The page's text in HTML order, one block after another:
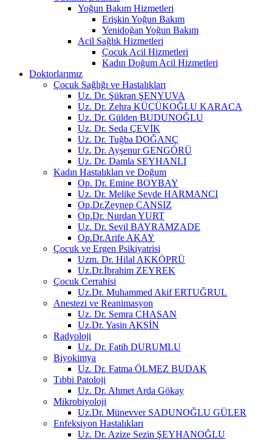
Yoğun Bakım Hizmetleri
Erişkin Yoğun Bakım
Yenidoğan Yoğun Bakım
Acil Sağlık Hizmetleri
Çocuk Acil Hizmetleri
Kadın Doğum Acil Hizmetleri
Doktorlarımız
Çocuk Sağlığı ve Hastalıkları
Uz. Dr. Şükran ŞENYUVA
Uz. Dr. Zehra KÜÇÜKOĞLU KARACA
Uz. Dr. Gülden BUDUNOĞLU
Uz. Dr. Seda ÇEVİK
Uz. Dr. Tuğba DOĞANÇ
Uz. Dr. Ayşenur GENGÖRÜ
Uz. Dr. Damla SEYHANLI
Kadın Hastalıkları ve Doğum
Op. Dr. Emine BOYBAY
Uz. Dr. Melike Sevde HARMANCI
Op.Dr.Zeynep CANSIZ
Op.Dr. Nurdan YURT
Uz. Dr. Sevil BAYRAMZADE
Op.Dr.Arife AKAY
Çocuk ve Ergen Psikiyatrisi
Uzm. Dr. Hilal AKKÖPRÜ
Uz.Dr.İbrahim ZEYREK
Çocuk Cerrahisi
Uz.Dr. Muhammed Akif ERTUĞRUL
Anestezi ve Reanimasyon
Uz. Dr. Semra CHASAN
Uz.Dr. Yasin AKSİN
Radyoloji
Uz. Dr. Fatih DURUMLU
Biyokimya
Uz. Dr. Fatma ÖLMEZ BUDAK
Tıbbi Patoloji
Uz. Dr. Ahmet Arda Gökay
Mikrobiyoloji
Uz.Dr. Münevver SADUNOĞLU GÜLER
Enfeksiyon Hastalıkları
Uz. Dr. Azize Sezin ŞEYHANOĞLU